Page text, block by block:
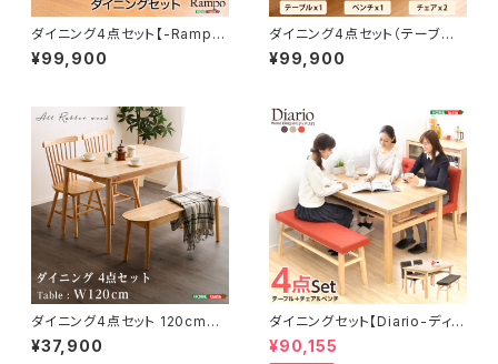
ダイニング4点セット【-Rampo
-ランポ】（伸縮テーブル幅120-1
50・ベンチ＆チェア） SH-01R
¥99,900
ダイニング4点セット（テーブル
+チェア2脚+ベンチ）ナチュラル
ロータイプ 木製アッシュ材｜R
¥99,900
ダイニング4点セット 120cm
幅 SDS-4
¥37,900
ダイニングセット【Diario-ディア
リオ-】（4点セット） SH-01DIA
-4
¥90,155